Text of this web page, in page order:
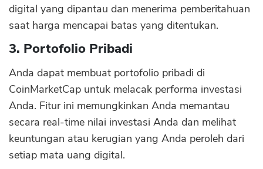
digital yang dipantau dan menerima pemberitahuan
saat harga mencapai batas yang ditentukan.
3. Portofolio Pribadi
Anda dapat membuat portofolio pribadi di
CoinMarketCap untuk melacak performa investasi
Anda. Fitur ini memungkinkan Anda memantau
secara real-time nilai investasi Anda dan melihat
keuntungan atau kerugian yang Anda peroleh dari
setiap mata uang digital.